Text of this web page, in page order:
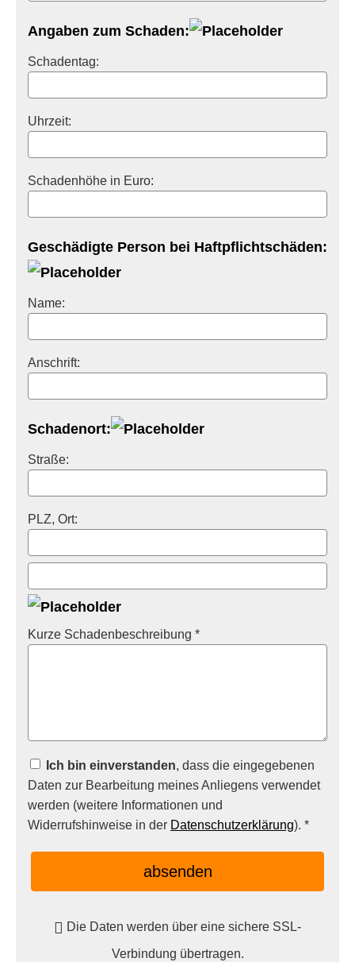
Angaben zum Schaden:
Schadentag:
Uhrzeit:
Schadenhöhe in Euro:
Geschädigte Person bei Haft­pflichtschäden:
Name:
Anschrift:
Schadenort:
Straße:
PLZ, Ort:
Kurze Schadenbeschreibung *
Ich bin einverstanden, dass die eingegebenen
Daten zur Bearbeitung meines Anliegens verwendet
werden (weitere Informationen und
Widerrufshinweise in der Datenschutzerklärung). *
absenden
Die Daten werden über eine sichere SSL-
Verbindung übertragen.